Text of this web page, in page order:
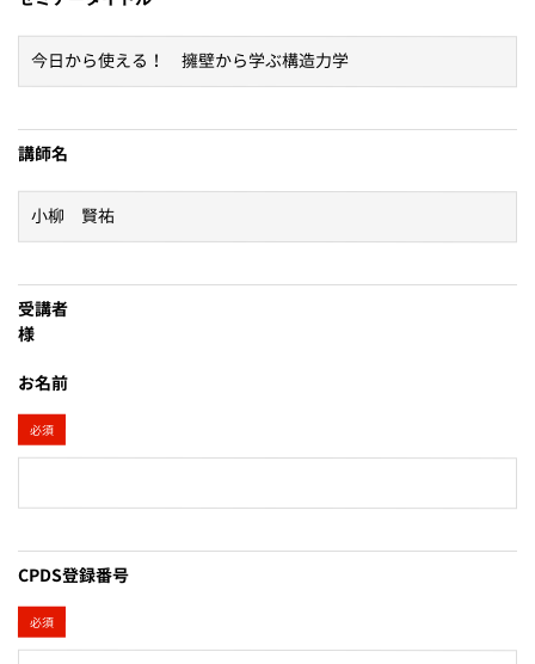
講師名
受講者
様
お名前
必須
CPDS登録番号
必須